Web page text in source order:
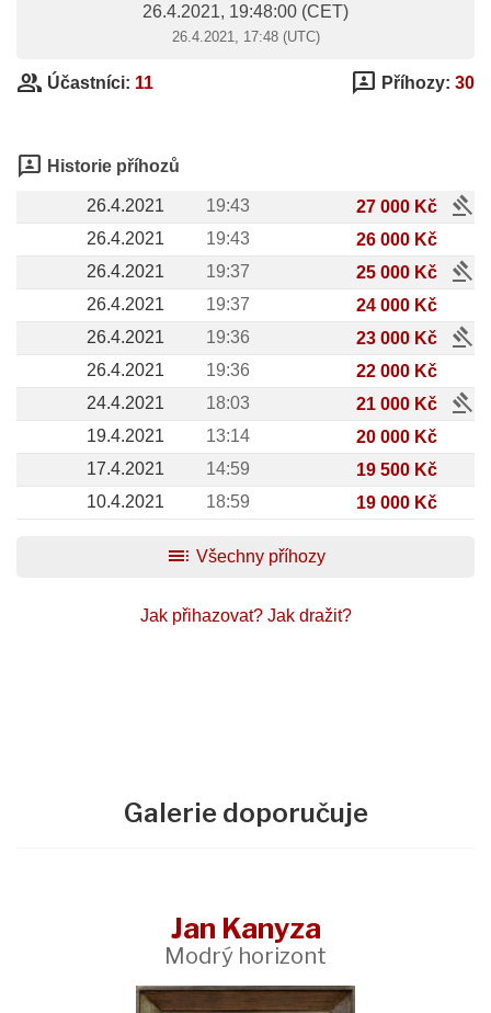
26.4.2021, 19:48:00 (CET)
26.4.2021, 17:48 (UTC)
group Účastníci: 11 3p Příhozy: 30
3p Historie příhozů
26.4.2021 19:43 27 000 Kč gavel
26.4.2021 19:43
26 000 Kč
26.4.2021
19:37 25 000 Kč gavel
26.4.2021 19:37
24 000 Kč
26.4.2021
19:36 23 000 Kč gavel
26.4.2021 19:36
22 000 Kč
24.4.2021
18:03 21 000 Kč gavel
19.4.2021 13:14
20 000 Kč
17.4.2021
14:59
19 500 Kč
10.4.2021
18:59 19 000 Kč
toc Všechny příhozy
Jak přihazovat? Jak dražit?
Galerie doporučuje
Jan Kanyza
Modrý horizont